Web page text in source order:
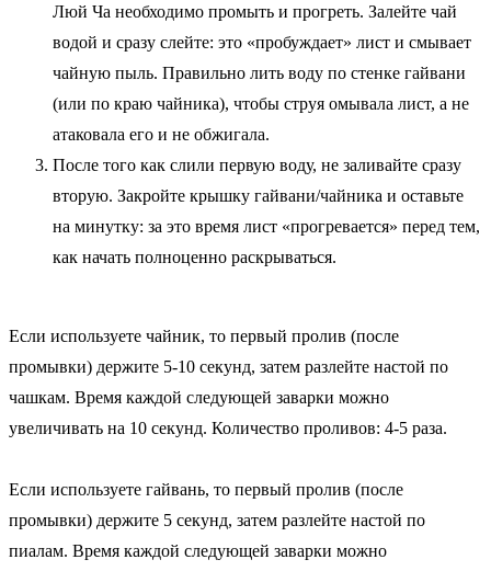
Люй Ча необходимо промыть и прогреть. Залейте чай
водой и сразу слейте: это «пробуждает» лист и смывает
чайную пыль. Правильно лить воду по стенке гайвани
(или по краю чайника), чтобы струя омывала лист, а не
атаковала его и не обжигала.
После того как слили первую воду, не заливайте сразу
вторую. Закройте крышку гайвани/чайника и оставьте
на минутку: за это время лист «прогревается» перед тем,
как начать полноценно раскрываться.
Если используете чайник, то первый пролив (после
промывки) держите 5-10 секунд, затем разлейте настой по
чашкам. Время каждой следующей заварки можно
увеличивать на 10 секунд. Количество проливов: 4-5 раза.
Если используете гайвань, то первый пролив (после
промывки) держите 5 секунд, затем разлейте настой по
пиалам. Время каждой следующей заварки можно